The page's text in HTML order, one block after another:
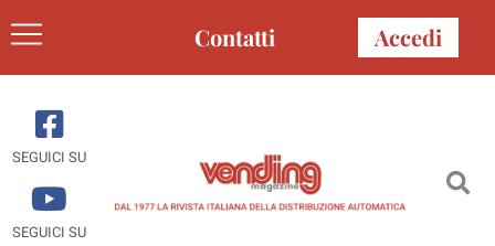
Contatti Accedi
SEGUICI SU
SEGUICI SU